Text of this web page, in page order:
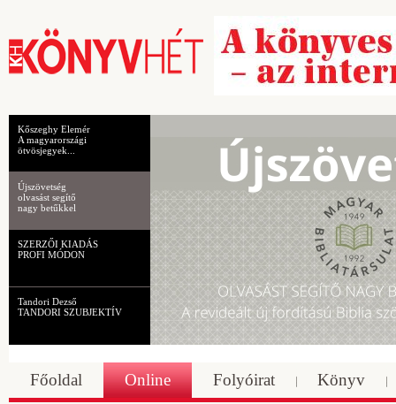
Kőszeghy Elemér
A magyarországi
ötvösjegyek...
Újszövetség
olvasást segítő
nagy betűkkel
SZERZŐI KIADÁS
PROFI MÓDON
Tandori Dezső
TANDORI SZUBJEKTÍV
Főoldal Online Folyóirat Könyv